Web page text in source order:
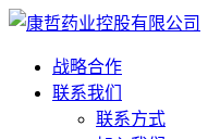
战略合作
联系我们
联系方式